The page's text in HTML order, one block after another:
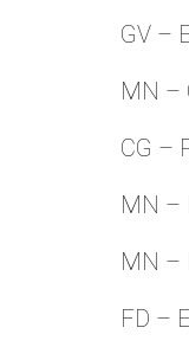
GV –
MN –
CG –
MN –
MN –
FD –